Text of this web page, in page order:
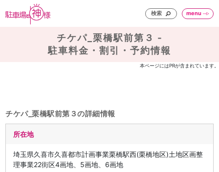
検索 menu
チケパ_栗橋駅前第３ -
駐車料金・割引・予約情報
本ページにはPRが含まれています。
チケパ_栗橋駅前第３の詳細情報
所在地
埼玉県久喜市久喜都市計画事業栗橋駅西(栗橋地区)土地区画整
理事業22街区4画地、5画地、6画地